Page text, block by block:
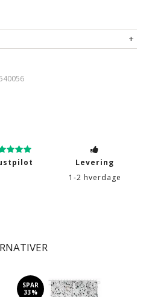
Levering
1-2 hverdage
SPAR
33%